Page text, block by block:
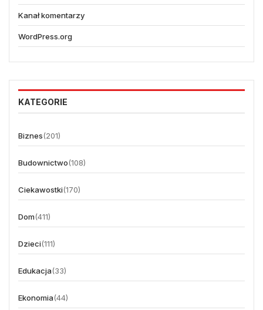
Kanał komentarzy
WordPress.org
KATEGORIE
Biznes(201)
Budownictwo(108)
Ciekawostki(170)
Dom(411)
Dzieci(111)
Edukacja(33)
Ekonomia(44)